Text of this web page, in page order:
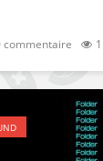
commentaire